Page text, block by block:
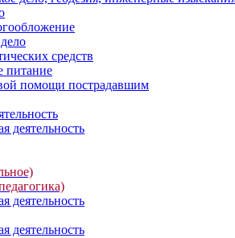
средств
питание
помощи пострадавшим
деятельность
деятельность
деятельность